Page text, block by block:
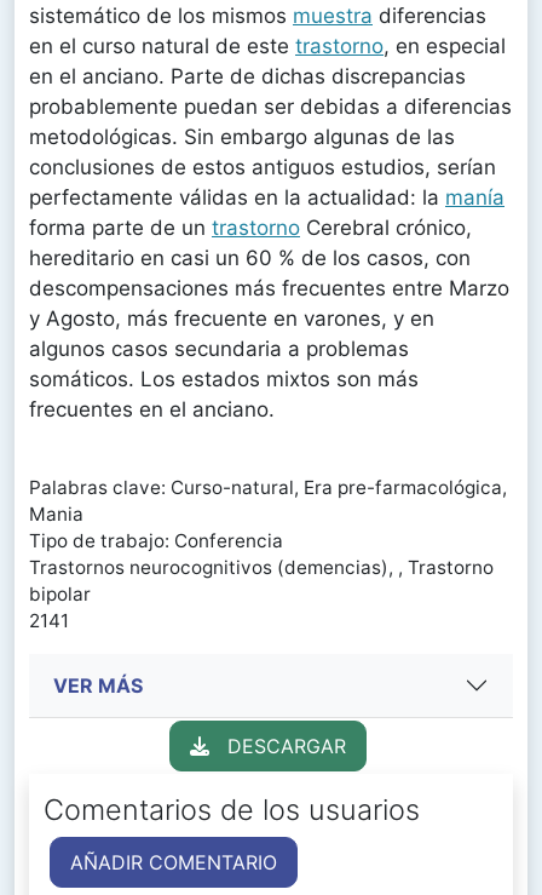
sistemático de los mismos muestra diferencias
en el curso natural de este trastorno, en especial
en el anciano. Parte de dichas discrepancias
probablemente puedan ser debidas a diferencias
metodológicas. Sin embargo algunas de las
conclusiones de estos antiguos estudios, serían
perfectamente válidas en la actualidad: la manía
forma parte de un trastorno Cerebral crónico,
hereditario en casi un 60 % de los casos, con
descompensaciones más frecuentes entre Marzo
y Agosto, más frecuente en varones, y en
algunos casos secundaria a problemas
somáticos. Los estados mixtos son más
frecuentes en el anciano.
Palabras clave: Curso-natural, Era pre-farmacológica,
Mania
Tipo de trabajo: Conferencia
Trastornos neurocognitivos (demencias), , Trastorno
bipolar
2141
VER MÁS
DESCARGAR
Comentarios de los usuarios
AÑADIR COMENTARIO